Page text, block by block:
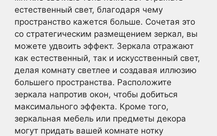
естественный свет, благодаря чему
пространство кажется больше. Сочетая это
со стратегическим размещением зеркал, вы
можете удвоить эффект. Зеркала отражают
как естественный, так и искусственный свет,
делая комнату светлее и создавая иллюзию
большего пространства. Расположите
зеркала напротив окон, чтобы добиться
максимального эффекта. Кроме того,
зеркальная мебель или предметы декора
могут придать вашей комнате нотку